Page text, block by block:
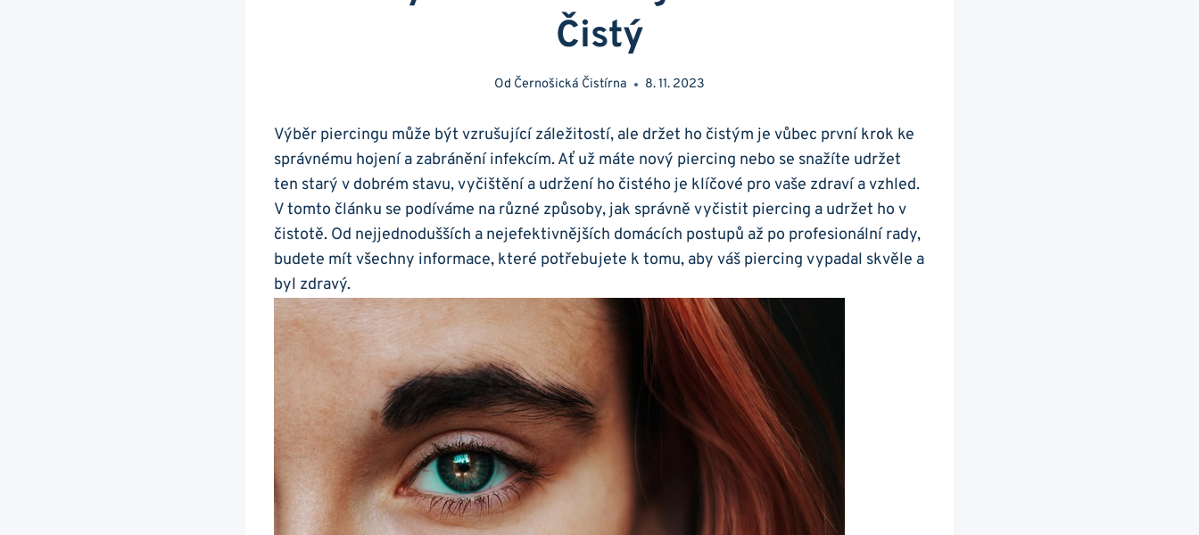
Čistý
Od Černošická Čistírna 8. 11. 2023
Výběr piercingu může být vzrušující záležitostí, ale držet ho čistým je vůbec první krok ke
správnému hojení a zabránění infekcím. Ať už máte nový piercing nebo se snažíte udržet
ten starý v dobrém stavu, vyčištění a udržení ho čistého je klíčové pro vaše zdraví a vzhled.
V tomto článku se podíváme na různé způsoby, jak správně vyčistit piercing a udržet ho v
čistotě. Od nejjednodušších a nejefektivnějších domácích postupů až po profesionální rady,
budete mít všechny informace, které potřebujete k tomu, aby váš piercing vypadal skvěle a
byl zdravý.